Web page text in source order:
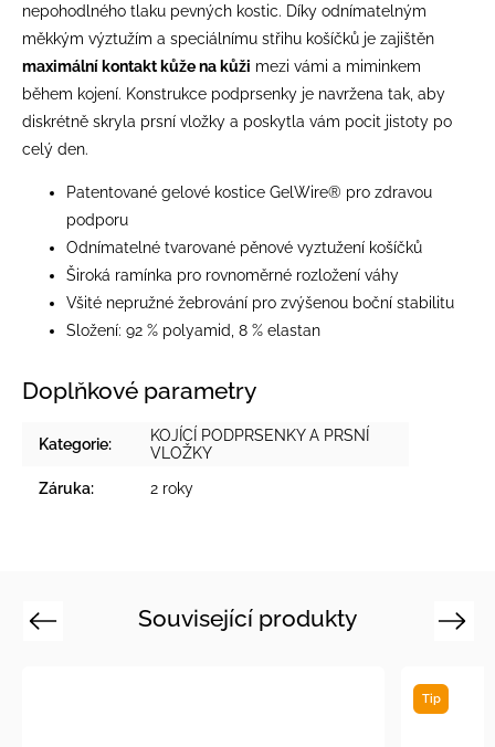
nepohodlného tlaku pevných kostic. Díky odnímatelným
měkkým výztužím a speciálnímu střihu košíčků je zajištěn
maximální kontakt kůže na kůži mezi vámi a miminkem
během kojení. Konstrukce podprsenky je navržena tak, aby
diskrétně skryla prsní vložky a poskytla vám pocit jistoty po
celý den.
Patentované gelové kostice GelWire® pro zdravou
podporu
Odnímatelné tvarované pěnové vyztužení košíčků
Široká ramínka pro rovnoměrné rozložení váhy
Všité nepružné žebrování pro zvýšenou boční stabilitu
Složení: 92 % polyamid, 8 % elastan
Doplňkové parametry
Kategorie:
KOJÍCÍ PODPRSENKY A PRSNÍ
VLOŽKY
Záruka: 2 roky
Související produkty
Previous
Tip
Next